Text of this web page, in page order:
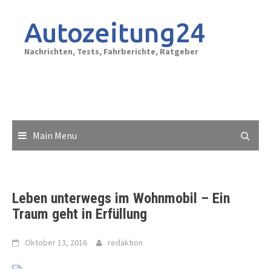
contentAutozeitung24
Nachrichten, Tests, Fahrberichte, Ratgeber
Main Menu
Leben unterwegs im Wohnmobil – Ein
Traum geht in Erfüllung
Oktober 13, 2016 redaktion